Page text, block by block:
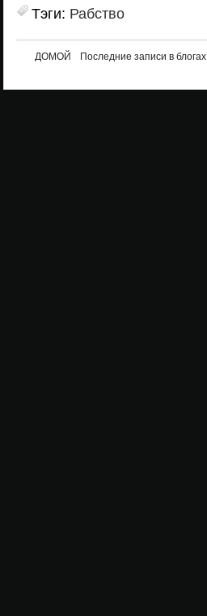
Тэги: Рабство
ДОМОЙ Последние записи в блогах